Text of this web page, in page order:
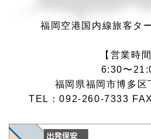
福岡空港国内線旅客タ
【営業時間
6:30〜
福岡県福岡市博多区
TEL：092-260-7333